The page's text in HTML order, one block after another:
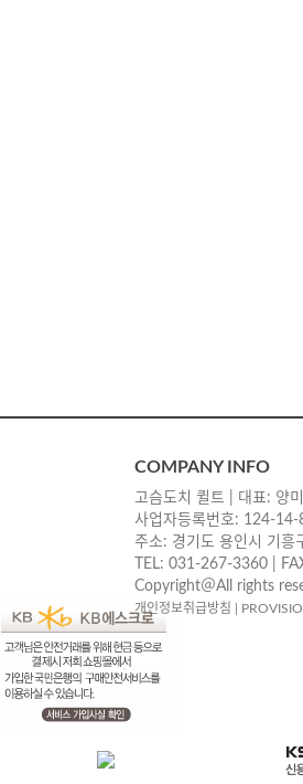
COMPANY INFO
고슴도치 퀼트 | 대표: 양
사업자등록번호: 124-
주소: 경기도 용인시 기흥
TEL: 031-267-3360 |
Copyright＠All rights
개인정보취급방침